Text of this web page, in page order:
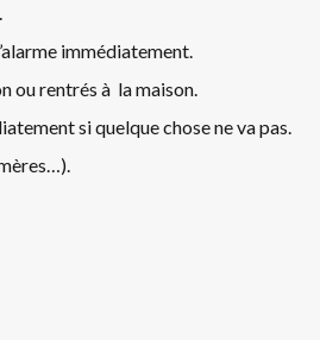
immédiatement.
ou rentrés à la maison.
si quelque chose ne va pas.